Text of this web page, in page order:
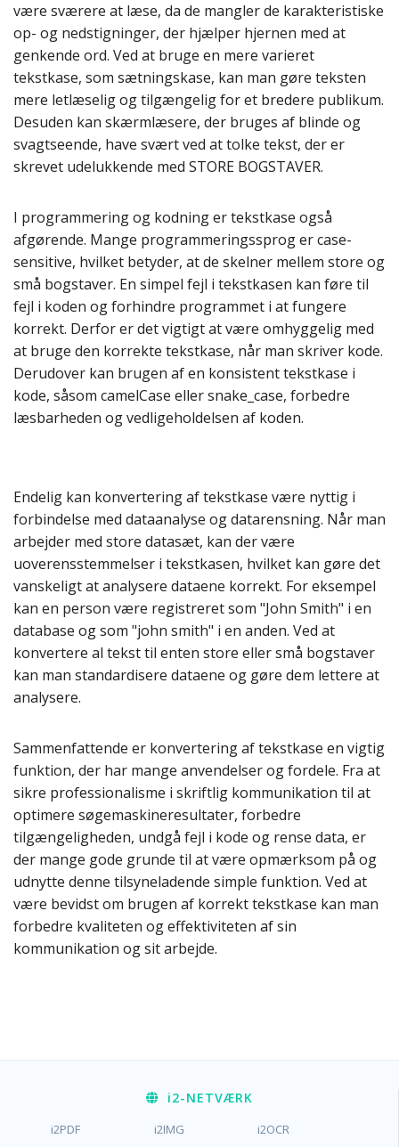
være sværere at læse, da de mangler de karakteristiske
op- og nedstigninger, der hjælper hjernen med at
genkende ord. Ved at bruge en mere varieret
tekstkase, som sætningskase, kan man gøre teksten
mere letlæselig og tilgængelig for et bredere publikum.
Desuden kan skærmlæsere, der bruges af blinde og
svagtseende, have svært ved at tolke tekst, der er
skrevet udelukkende med STORE BOGSTAVER.
I programmering og kodning er tekstkase også
afgørende. Mange programmeringssprog er case-
sensitive, hvilket betyder, at de skelner mellem store og
små bogstaver. En simpel fejl i tekstkasen kan føre til
fejl i koden og forhindre programmet i at fungere
korrekt. Derfor er det vigtigt at være omhyggelig med
at bruge den korrekte tekstkase, når man skriver kode.
Derudover kan brugen af en konsistent tekstkase i
kode, såsom camelCase eller snake_case, forbedre
læsbarheden og vedligeholdelsen af koden.
Endelig kan konvertering af tekstkase være nyttig i
forbindelse med dataanalyse og datarensning. Når man
arbejder med store datasæt, kan der være
uoverensstemmelser i tekstkasen, hvilket kan gøre det
vanskeligt at analysere dataene korrekt. For eksempel
kan en person være registreret som "John Smith" i en
database og som "john smith" i en anden. Ved at
konvertere al tekst til enten store eller små bogstaver
kan man standardisere dataene og gøre dem lettere at
analysere.
Sammenfattende er konvertering af tekstkase en vigtig
funktion, der har mange anvendelser og fordele. Fra at
sikre professionalisme i skriftlig kommunikation til at
optimere søgemaskineresultater, forbedre
tilgængeligheden, undgå fejl i kode og rense data, er
der mange gode grunde til at være opmærksom på og
udnytte denne tilsyneladende simple funktion. Ved at
være bevidst om brugen af korrekt tekstkase kan man
forbedre kvaliteten og effektiviteten af sin
kommunikation og sit arbejde.
i2-NETVÆRK
i2PDF i2IMG
i2OCR